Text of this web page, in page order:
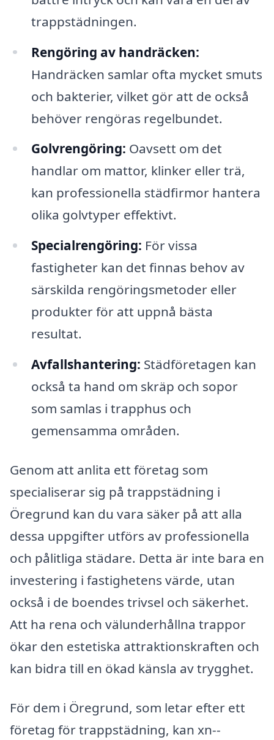
trappstädningen.
Rengöring av handräcken:
Handräcken samlar ofta mycket smuts
och bakterier, vilket gör att de också
behöver rengöras regelbundet.
Golvrengöring: Oavsett om det
handlar om mattor, klinker eller trä,
kan professionella städfirmor hantera
olika golvtyper effektivt.
Specialrengöring: För vissa
fastigheter kan det finnas behov av
särskilda rengöringsmetoder eller
produkter för att uppnå bästa
resultat.
Avfallshantering: Städföretagen kan
också ta hand om skräp och sopor
som samlas i trapphus och
gemensamma områden.
Genom att anlita ett företag som
specialiserar sig på trappstädning i
Öregrund kan du vara säker på att alla
dessa uppgifter utförs av professionella
och pålitliga städare. Detta är inte bara en
investering i fastighetens värde, utan
också i de boendes trivsel och säkerhet.
Att ha rena och välunderhållna trappor
ökar den estetiska attraktionskraften och
kan bidra till en ökad känsla av trygghet.
För dem i Öregrund, som letar efter ett
företag för trappstädning, kan xn--